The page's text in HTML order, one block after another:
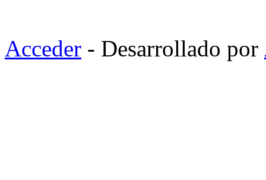
Acceder - Desarrollado por